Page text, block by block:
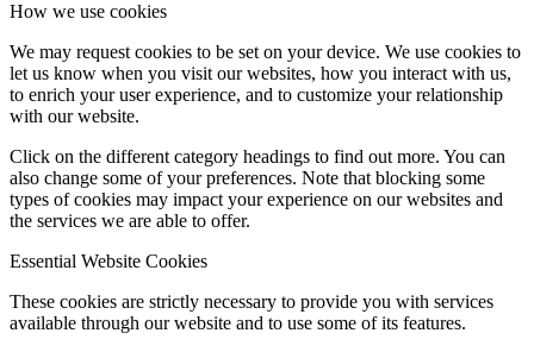
How we use cookies
We may request cookies to be set on your device. We use cookies to
let us know when you visit our websites, how you interact with us,
to enrich your user experience, and to customize your relationship
with our website.
Click on the different category headings to find out more. You can
also change some of your preferences. Note that blocking some
types of cookies may impact your experience on our websites and
the services we are able to offer.
Essential Website Cookies
These cookies are strictly necessary to provide you with services
available through our website and to use some of its features.